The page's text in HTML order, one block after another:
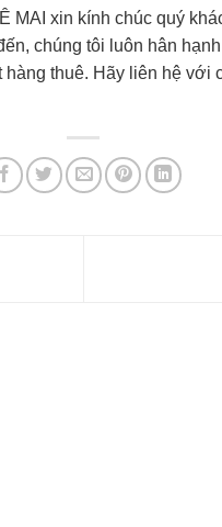
xin kính chúc quý
chúng tôi luôn hân
thuê. Hãy liên hệ với